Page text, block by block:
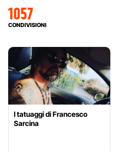
1057
CONDIVISIONI
I tatuaggi di Francesco
Sarcina